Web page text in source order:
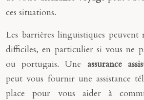
ces situations.
Les barrières linguistiques peuvent
difficiles, en particulier si vous ne
ou portugais. Une assurance
peut vous fournir une assistance
place pour vous aider à